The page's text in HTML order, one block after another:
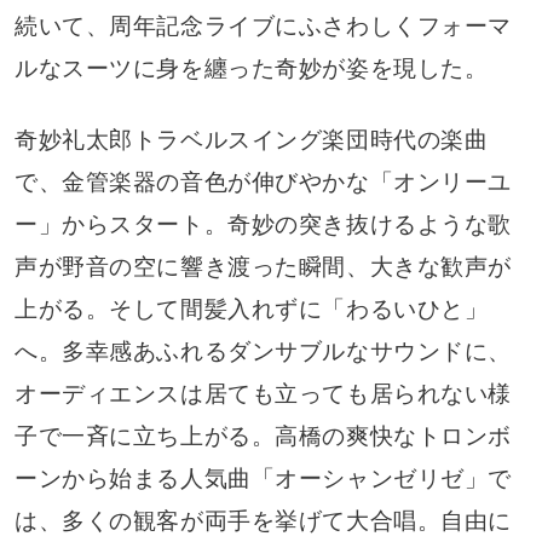
続いて、周年記念ライブにふさわしくフォーマ
ルなスーツに身を纏った奇妙が姿を現した。
奇妙礼太郎トラベルスイング楽団時代の楽曲
で、金管楽器の音色が伸びやかな「オンリーユ
ー」からスタート。奇妙の突き抜けるような歌
声が野音の空に響き渡った瞬間、大きな歓声が
上がる。そして間髪入れずに「わるいひと」
へ。多幸感あふれるダンサブルなサウンドに、
オーディエンスは居ても立っても居られない様
子で一斉に立ち上がる。高橋の爽快なトロンボ
ーンから始まる人気曲「オーシャンゼリゼ」で
は、多くの観客が両手を挙げて大合唱。自由に